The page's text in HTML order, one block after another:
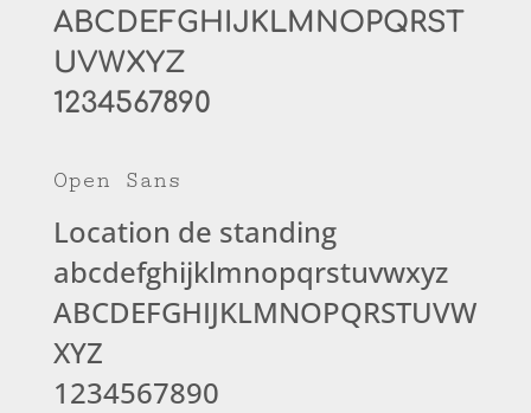
ABCDEFGHIJKLMNOPQRST
UVWXYZ
1234567890
Open Sans
Location de standing
abcdefghijklmnopqrstuvwxyz
ABCDEFGHIJKLMNOPQRSTUVW
XYZ
1234567890